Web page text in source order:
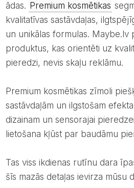
ādas. Premium kosmētikas
kvalitatīvas sastāvdaļas,
un unikālas formulas. Maybe.lv
produktus, kas orientēti uz
pieredzi, nevis skaļu reklāmu.
Premium kosmētikas zīmoli piešķir nozīmi kā dabīgām
sastāvdaļām un ilgstošam
dizainam un sensorajai
lietošana kļūst par baudāmu
Tas viss ikdienas rutīnu dara īpašāku. Un dažreiz tieši
šīs mazās detaļas ievirza mūsu